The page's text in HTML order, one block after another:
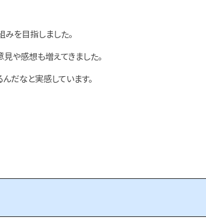
みを目指しました。
や感想も増えてきました。
だなと実感しています。